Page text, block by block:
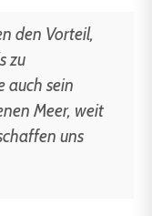
den Vorteil,
zu
auch sein
Meer, weit
uns